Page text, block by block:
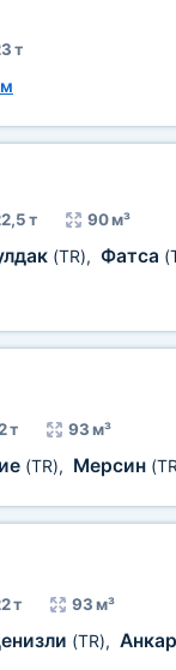
т
т 90 м³
(TR), Фатса
т 93 м³
(TR), Мерсин
т 93 м³
(TR),